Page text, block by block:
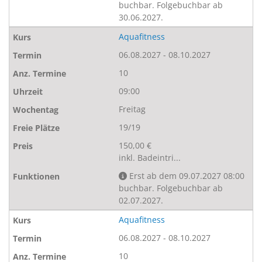
buchbar. Folgebuchbar ab
30.06.2027.
Aquafitness
06.08.2027 - 08.10.2027
10
09:00
Freitag
19/19
150,00 €
inkl. Badeintri...
Erst ab dem 09.07.2027 08:00
buchbar. Folgebuchbar ab
02.07.2027.
Aquafitness
06.08.2027 - 08.10.2027
10